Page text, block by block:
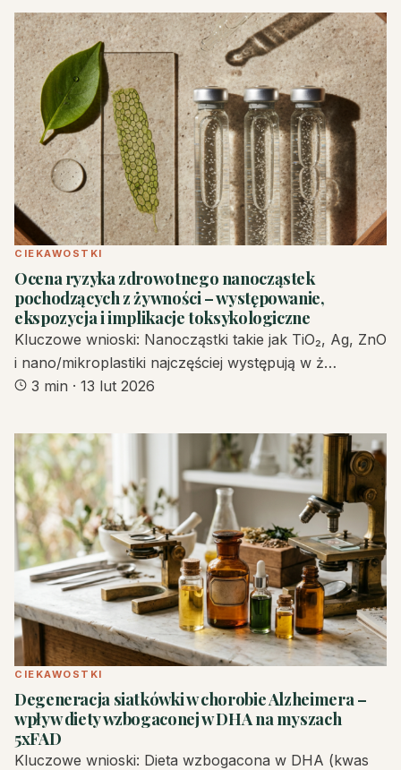
CIEKAWOSTKI
Ocena ryzyka zdrowotnego nanocząstek
pochodzących z żywności – występowanie,
ekspozycja i implikacje toksykologiczne
Kluczowe wnioski: Nanocząstki takie jak TiO₂, Ag, ZnO
i nano/mikroplastiki najczęściej występują w ż…
3 min · 13 lut 2026
CIEKAWOSTKI
Degeneracja siatkówki w chorobie Alzheimera –
wpływ diety wzbogaconej w DHA na myszach
5xFAD
Kluczowe wnioski: Dieta wzbogacona w DHA (kwas